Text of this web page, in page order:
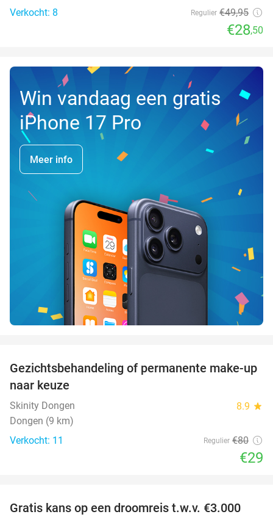
Verkocht: 8 Regulier €49,95
€28,50
Win vandaag een gratis
iPhone 17 Pro
Meer info
64%
Gezichtsbehandeling of permanente make-up
naar keuze
Skinity Dongen 8.9 star
Dongen (9 km)
Verkocht: 11
Regulier €80
€29
Gratis kans op een droomreis t.w.v. €3.000